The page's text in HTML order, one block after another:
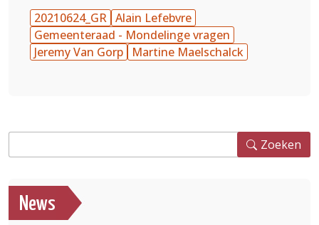
20210624_GR Alain Lefebvre
Gemeenteraad - Mondelinge vragen
Jeremy Van Gorp
Martine Maelschalck
Zoeken
News